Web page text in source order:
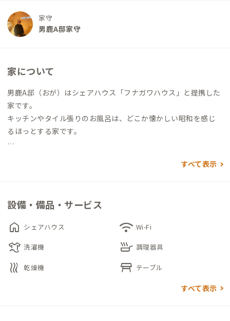
家守
男鹿A邸家守
家について
男鹿A邸（おが）はシェアハウス「フナガワハウス」と提携した
家です。
キッチンやタイル張りのお風呂は、どこか懐かしい昭和を感じ
るほっとする家です。
窓から明るい光がたっぷり入るダイニングで、地元食材を使った
個室は和室にしっかり休めるようシングルベッドを設置。お仕
事の合間には、畳に寝転がってリラックスするのもいいです
ね。
静かな時間を過ごすことができる男鹿A邸です。
すべて表示
設備・備品・サービス
home シェアハウス wifi Wi-Fi
laundry 洗濯機 skillet 調理器具
heat 乾燥機 table_restaurant テーブル
すべて表示